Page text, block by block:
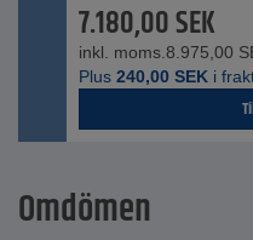
7.180,00SEK
inkl. moms.8.975,00
Plus 240,00 SEK i
Omdömen